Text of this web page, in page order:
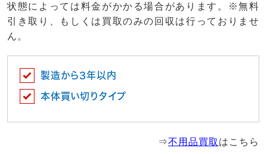
状態によっては料金がかかる場合があります。※無料
引き取り、もしくは買取のみの回収は行っておりませ
ん。
製造から3年以内
本体買い切りタイプ
⇒不用品買取 はこちら